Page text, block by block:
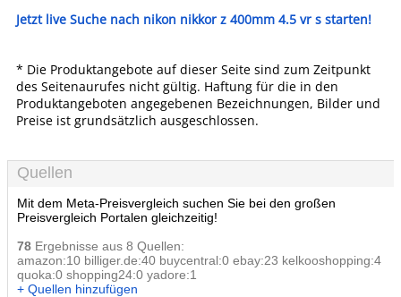
Jetzt live Suche nach nikon nikkor z 400mm 4.5 vr s starten!
* Die Produktangebote auf dieser Seite sind zum Zeitpunkt
des Seitenaurufes nicht gültig. Haftung für die in den
Produktangeboten angegebenen Bezeichnungen, Bilder und
Preise ist grundsätzlich ausgeschlossen.
Quellen
Mit dem Meta-Preisvergleich suchen Sie bei den großen
Preisvergleich Portalen gleichzeitig!
78 Ergebnisse aus 8 Quellen:
amazon:10 billiger.de:40 buycentral:0 ebay:23 kelkooshopping:4
quoka:0 shopping24:0 yadore:1
+ Quellen hinzufügen